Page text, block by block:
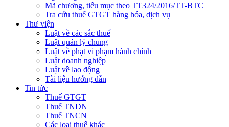
Mã chương, tiểu mục theo TT324/2016/TT-BTC
Tra cứu thuế GTGT hàng hóa, dịch vụ
Thư viện
Luật về các sắc thuế
Luật quản lý chung
Luật về phạt vi phạm hành chính
Luật doanh nghiệp
Luật về lao động
Tài liệu hướng dẫn
Tin tức
Thuế GTGT
Thuế TNDN
Thuế TNCN
Các loại thuế khác